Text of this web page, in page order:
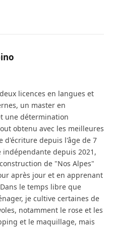
licences en langues et
un master en
une détermination
obtenu avec les meilleures
d'écriture depuis l'âge de 7
depuis 2021,
de "Nos Alpes"
après jour et en apprenant
le temps libre que
je cultive certaines de
notamment le rose et les
et le maquillage, mais